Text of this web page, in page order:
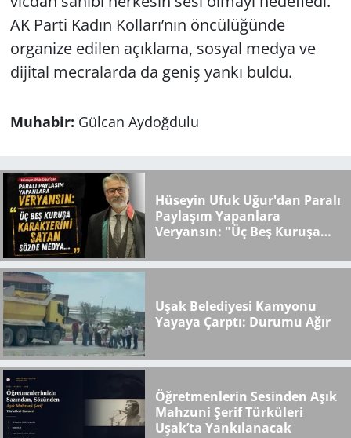
AK Parti Kadın Kolları’nın öncülüğünde
organize edilen açıklama, sosyal medya ve
dijital mecralarda da geniş yankı buldu.
Muhabir: Gülcan Aydoğdulu
Hüseyin Ufuk Uğur'dan Paralı
Paylaşım Yapanlara
Veryansın: "Üç Beş Kuruşa
Medya..."
Uşak Belediyesi Kamyonu
Yayaya Çarptı: Durumu Ağır
Öğretmenlerin Sesinden Aşık
Mahzuni Şerif Türküleri
Uşak’ta Yankılanacak